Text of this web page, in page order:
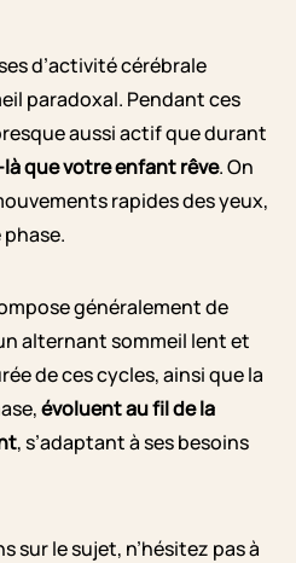
d’activité cérébrale
paradoxal. Pendant ces
aussi actif que durant
que votre enfant rêve. On
rapides des yeux,
généralement de
alternant sommeil lent et
de ces cycles, ainsi que la
évoluent au fil de la
, s’adaptant à ses besoins
sur le sujet, n’hésitez pas à